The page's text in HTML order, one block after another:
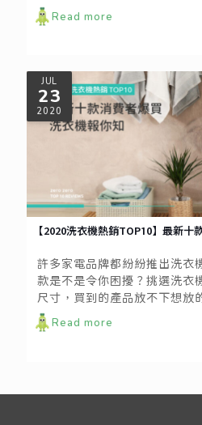
將挑選洗衣機整理成懶人包，
衣機的種類、容量、尺寸、功
Read more
JUL
23
2020
【2020洗衣機熱銷TOP10】最新十
許多家電品牌都紛紛推出洗衣
款是不是令你困擾？挑選洗衣
尺寸，買到的產品放不下想放
本用不到其實都是浪費，小編
選，詳細內容可閱讀「洗衣機
Read more